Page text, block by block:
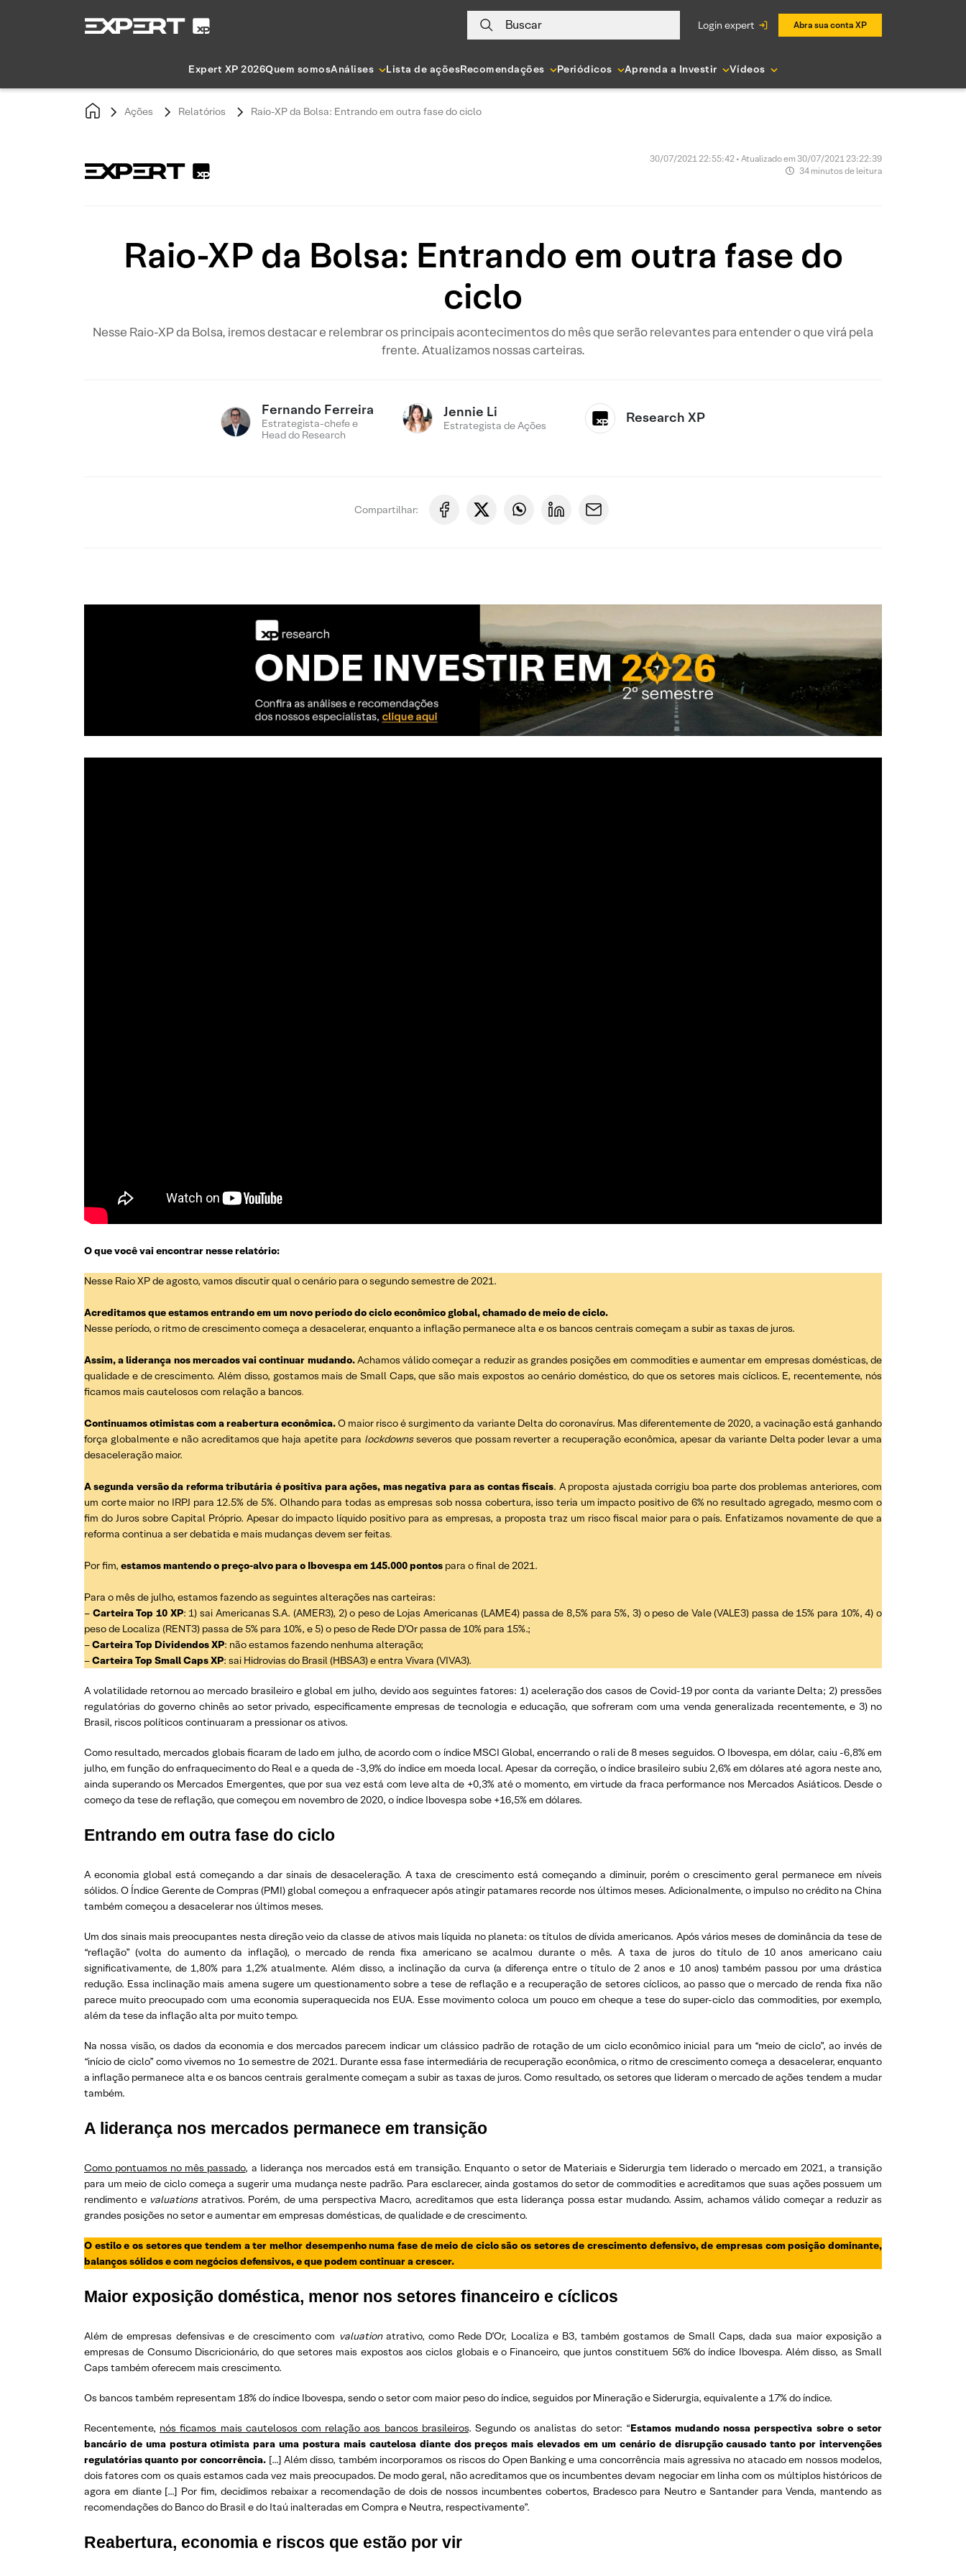
Buscar login expert Abra sua conta XP
Expert XP 2026Quem somosAnálises Lista de açõesRecomendações Periódicos Aprenda a Investir Vídeos
Ações Relatórios Raio-XP da Bolsa: Entrando em outra fase do ciclo
30/07/2021 22:55:42 • Atualizado em 30/07/2021 23:22:39
34 minutos de leitura
Raio-XP da Bolsa: Entrando em outra fase do
ciclo
Nesse Raio-XP da Bolsa, iremos destacar e relembrar os principais acontecimentos do mês que serão relevantes para entender o que virá pela
frente. Atualizamos nossas carteiras.
Fernando Ferreira
Estrategista-chefe e
Head do Research
Jennie Li
Estrategista de Ações Research XP
Compartilhar:
O que você vai encontrar nesse relatório:
Nesse Raio XP de agosto, vamos discutir qual o cenário para o segundo semestre de 2021.
Acreditamos que estamos entrando em um novo período do ciclo econômico global, chamado de meio de ciclo.
Nesse período, o ritmo de crescimento começa a desacelerar, enquanto a inflação permanece alta e os bancos centrais começam a subir as taxas de juros.
Assim, a liderança nos mercados vai continuar mudando.Achamos válido começar a reduzir as grandes posições em commodities e aumentar em empresas domésticas, de
qualidade e de crescimento. Além disso, gostamos mais de Small Caps, que são mais expostos ao cenário doméstico, do que os setores mais cíclicos. E, recentemente, nós
ficamos mais cautelosos com relação a bancos.
Continuamos otimistas com a reabertura econômica.O maior risco é surgimento da variante Delta do coronavírus. Mas diferentemente de 2020, a vacinação está ganhando
força globalmente e não acreditamos que haja apetite para lockdownsseveros que possam reverter a recuperação econômica, apesar da variante Delta poder levar a uma
desaceleração maior.
A segunda versão da reforma tributária é positiva para ações, mas negativa para as contas fiscais. A proposta ajustada corrigiu boa parte dos problemas anteriores, com
um corte maior no IRPJ para 12.5% de 5%. Olhando para todas as empresas sob nossa cobertura, isso teria um impacto positivo de 6% no resultado agregado, mesmo com o
fim do Juros sobre Capital Próprio. Apesar do impacto líquido positivo para as empresas, a proposta traz um risco fiscal maior para o país. Enfatizamos novamente de que a
reforma continua a ser debatida e mais mudanças devem ser feitas.
Por fim, estamos mantendo o preço-alvo para o Ibovespa em 145.000 pontos para o final de 2021.
Para o mês de julho, estamos fazendo as seguintes alterações nas carteiras:
– Carteira Top 10 XP: 1) sai Americanas S.A. (AMER3), 2) o peso de Lojas Americanas (LAME4) passa de 8,5% para 5%, 3) o peso de Vale (VALE3) passa de 15% para 10%, 4) o
peso de Localiza (RENT3) passa de 5% para 10%, e 5) o peso de Rede D’Or passa de 10% para 15%.;
–Carteira Top Dividendos XP: não estamos fazendo nenhuma alteração;
–Carteira Top Small Caps XP: sai Hidrovias do Brasil (HBSA3) e entra Vivara (VIVA3).
A volatilidade retornou ao mercado brasileiro e global em julho, devido aos seguintes fatores: 1) aceleração dos casos de Covid-19 por conta da variante Delta; 2) pressões
regulatórias do governo chinês ao setor privado, especificamente empresas de tecnologia e educação, que sofreram com uma venda generalizada recentemente, e 3) no
Brasil, riscos políticos continuaram a pressionar os ativos.
Como resultado, mercados globais ficaram de lado em julho, de acordo com o índice MSCI Global, encerrando o rali de 8 meses seguidos. O Ibovespa, em dólar, caiu -6,8%em
julho, em função do enfraquecimento do Real e a queda de -3,9% do índice em moeda local. Apesar da correção, o índice brasileiro subiu 2,6% em dólares até agora neste ano,
ainda superando os Mercados Emergentes, que por sua vez está com leve alta de +0,3% até o momento, em virtude da fraca performance nos Mercados Asiáticos. Desde o
começo da tese de reflação, que começou em novembro de 2020, o índice Ibovespa sobe +16,5% em dólares.
Entrando em outra fase do ciclo
A economia global está começando a dar sinais de desaceleração. A taxa de crescimento está começando a diminuir, porém o crescimento geral permanece em níveis
sólidos. O Índice Gerente de Compras (PMI) global começou a enfraquecer após atingir patamares recorde nos últimos meses. Adicionalmente, o impulso no crédito na China
também começou a desacelerar nos últimos meses.
Um dos sinais mais preocupantes nesta direção veio da classe de ativos mais líquida no planeta: os títulos de dívida americanos. Após vários meses de dominância da tese de
“reflação” (volta do aumento da inflação), o mercado de renda fixa americano se acalmou durante o mês. A taxa de juros do título de 10 anos americano caiu
significativamente, de 1,80% para 1,2% atualmente. Além disso, a inclinação da curva (a diferença entre o título de 2 anos e 10 anos) também passou por uma drástica
redução. Essa inclinação mais amena sugere um questionamento sobre a tese de reflação e a recuperação de setores cíclicos, ao passo que o mercado de renda fixa não
parece muito preocupado com uma economia superaquecida nos EUA. Esse movimento coloca um pouco em cheque a tese do super-ciclo das commodities, por exemplo,
além da tese da inflação alta por muito tempo.
Na nossa visão, os dados da economia e dos mercados parecem indicar um clássico padrão de rotação de um ciclo econômico inicial para um “meio de ciclo”, ao invés de
“início de ciclo” como vivemos no 1o semestre de 2021. Durante essa fase intermediária de recuperação econômica, o ritmo de crescimento começa a desacelerar, enquanto
a inflação permanece alta e os bancos centrais geralmente começam a subir as taxas de juros. Como resultado, os setores que lideram o mercado de ações tendem a mudar
também.
A liderança nos mercados permanece em transição
Como pontuamos no mês passado, a liderança nos mercados está em transição. Enquanto o setor de Materiais e Siderurgia tem liderado o mercado em 2021, a transição
para um meio de ciclo começa a sugerir uma mudança neste padrão. Para esclarecer, ainda gostamos do setor de commodities e acreditamos que suas ações possuem um
rendimento e valuations atrativos. Porém, de uma perspectiva Macro, acreditamos que esta liderança possa estar mudando. Assim, achamos válido começar a reduzir as
grandes posições no setor e aumentar em empresas domésticas, de qualidade e de crescimento.
O estilo e os setores que tendem a ter melhor desempenho numa fase de meio de ciclo são os setores de crescimento defensivo, de empresas com posição dominante,
balanços sólidos e com negócios defensivos, e que podem continuar a crescer.
Maior exposição doméstica, menor nos setores financeiro e cíclicos
Além de empresas defensivas e de crescimento com valuation atrativo, como Rede D’Or, Localiza e B3, também gostamos de Small Caps, dada sua maior exposição a
empresas de Consumo Discricionário, do que setores mais expostos aos ciclos globais e o Financeiro, que juntos constituem 56% do índice Ibovespa. Além disso, as Small
Caps também oferecem mais crescimento.
Os bancos também representam 18% do índice Ibovespa, sendo o setor com maior peso do índice, seguidos por Mineração e Siderurgia, equivalente a 17% do índice.
Recentemente, nósficamos mais cautelosos com relação aos bancos brasileiros. Segundo os analistas do setor: “Estamos mudando nossa perspectiva sobre o setor
bancário de uma postura otimista para uma postura mais cautelosa diante dos preços mais elevados em um cenário de disrupção causado tanto por intervenções
regulatórias quanto por concorrência. […] Além disso, também incorporamos os riscos do Open Banking e uma concorrência mais agressiva no atacado em nossos modelos,
dois fatores com os quais estamos cada vez mais preocupados. De modo geral, não acreditamos que os incumbentes devam negociar em linha com os múltiplos históricos de
agora em diante […] Por fim, decidimos rebaixar a recomendação de dois de nossos incumbentes cobertos, Bradesco para Neutro e Santander para Venda, mantendo as
recomendações do Banco do Brasil e do Itaú inalteradas em Compra e Neutra, respectivamente”.
Reabertura, economia e riscos que estão por vir